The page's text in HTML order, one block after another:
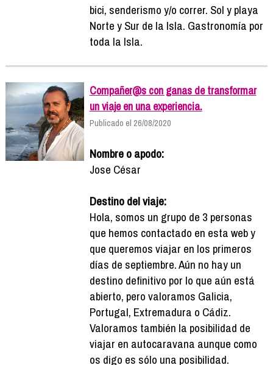
bici, senderismo y/o correr. Sol y playa
Norte y Sur de la Isla. Gastronomía por
toda la Isla.
Compañer@s con ganas de transformar
un viaje en una experiencia.
Publicado el 26/08/2020
Nombre o apodo:
Jose César
Destino del viaje:
Hola, somos un grupo de 3 personas
que hemos contactado en esta web y
que queremos viajar en los primeros
días de septiembre. Aún no hay un
destino definitivo por lo que aún está
abierto, pero valoramos Galicia,
Portugal, Extremadura o Cádiz.
Valoramos también la posibilidad de
viajar en autocaravana aunque como
os digo es sólo una posibilidad.